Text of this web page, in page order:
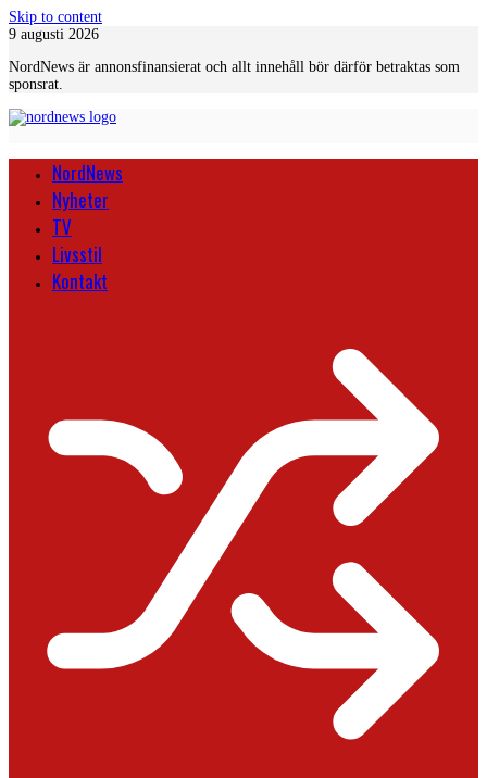
Skip to content
9 augusti 2026
NordNews är annonsfinansierat och allt innehåll bör därför betraktas som
sponsrat.
NordNews
Nyheter
TV
Livsstil
Kontakt